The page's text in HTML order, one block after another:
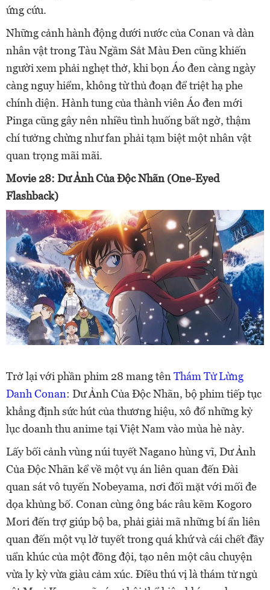
ứng cứu.
Những cảnh hành động dưới nước của Conan và dàn
nhân vật trong Tàu Ngầm Sắt Màu Đen cũng khiến
người xem phải nghẹt thở, khi bọn Áo đen càng ngày
càng nguy hiểm, không từ thủ đoạn để triệt hạ phe
chính diện. Hành tung của thành viên Áo đen mới
Pinga cũng gây nên nhiều tình huống bất ngờ, thậm
chí tưởng chừng như fan phải tạm biệt một nhân vật
quan trọng mãi mãi.
Movie 28: Dư Ảnh Của Độc Nhãn (One-Eyed
Flashback)
Trở lại với phần phim 28 mang tên Thám Tử Lừng
Danh Conan: Dư Ảnh Của Độc Nhãn, bộ phim tiếp tục
khẳng định sức hút của thương hiệu, xô đổ những kỷ
lục doanh thu anime tại Việt Nam vào mùa hè này.
Lấy bối cảnh vùng núi tuyết Nagano hùng vĩ, Dư Ảnh
Của Độc Nhãn kể về một vụ án liên quan đến Đài
quan sát vô tuyến Nobeyama, nơi đối mặt với mối đe
dọa khủng bố. Conan cùng ông bác râu kẽm Kogoro
Mori đến trợ giúp bộ ba, phải giải mã những bí ẩn liên
quan đến một vụ lở tuyết trong quá khứ và cái chết đầy
uẩn khúc của một đồng đội, tạo nên một câu chuyện
vừa ly kỳ vừa giàu cảm xúc. Điều thú vị là thám tử ngủ